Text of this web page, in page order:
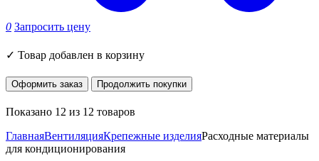
0 Запросить цену
✓ Товар добавлен в корзину
Оформить заказ Продолжить покупки
Показано 12 из 12 товаров
ГлавнаяВентиляцияКрепежные изделияРасходные материалы
для кондиционирования